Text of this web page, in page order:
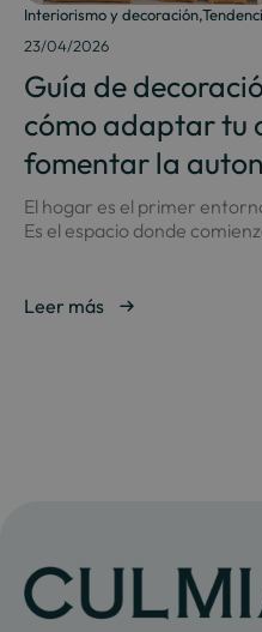
Interiorismo y decoración,
23/04/2026
Guía de
cómo adaptar tu
fomentar la
El hogar es el primer
Es el espacio donde
Leer más